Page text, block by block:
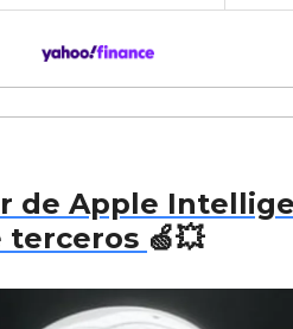
de Apple
terceros 🍏💥